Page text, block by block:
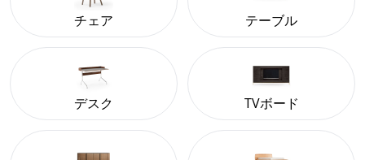
チェア テーブル
デスク TVボード